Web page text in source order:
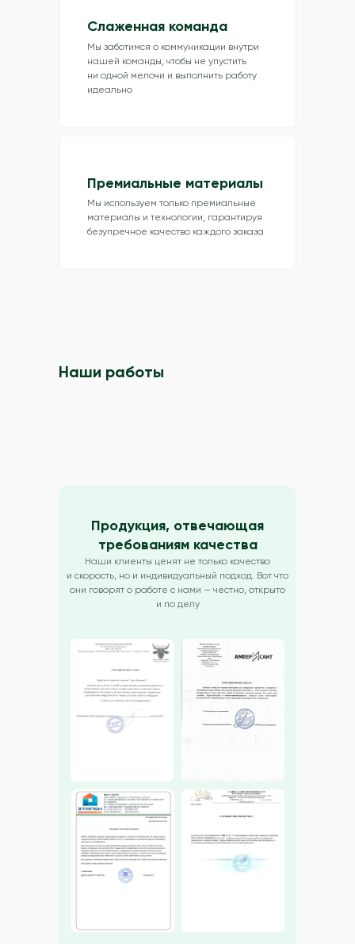
Премиальные материалы
Мы используем только премиальные
материалы и технологии, гарантируя
безупречное качество каждого заказа
Слаженная команда
Мы заботимся о коммуникации внутри
нашей команды, чтобы не упустить
ни одной мелочи и выполнить работу
идеально
Наши работы
Продукция, отвечающая
требованиям качества
Наши клиенты ценят не только качество
и скорость, но и индивидуальный подход. Вот что
они говорят о работе с нами — честно, открыто
и по делу